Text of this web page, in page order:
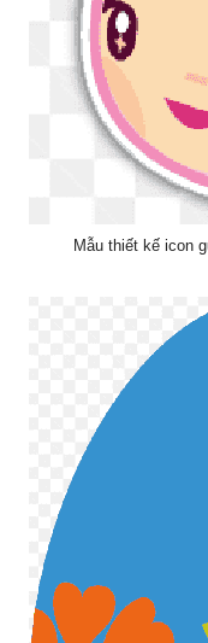
Mẫu thiết kế icon